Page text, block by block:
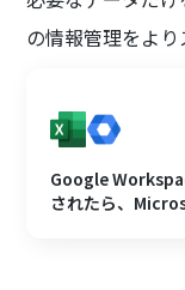
の情報管理をよ
Google
されたら、